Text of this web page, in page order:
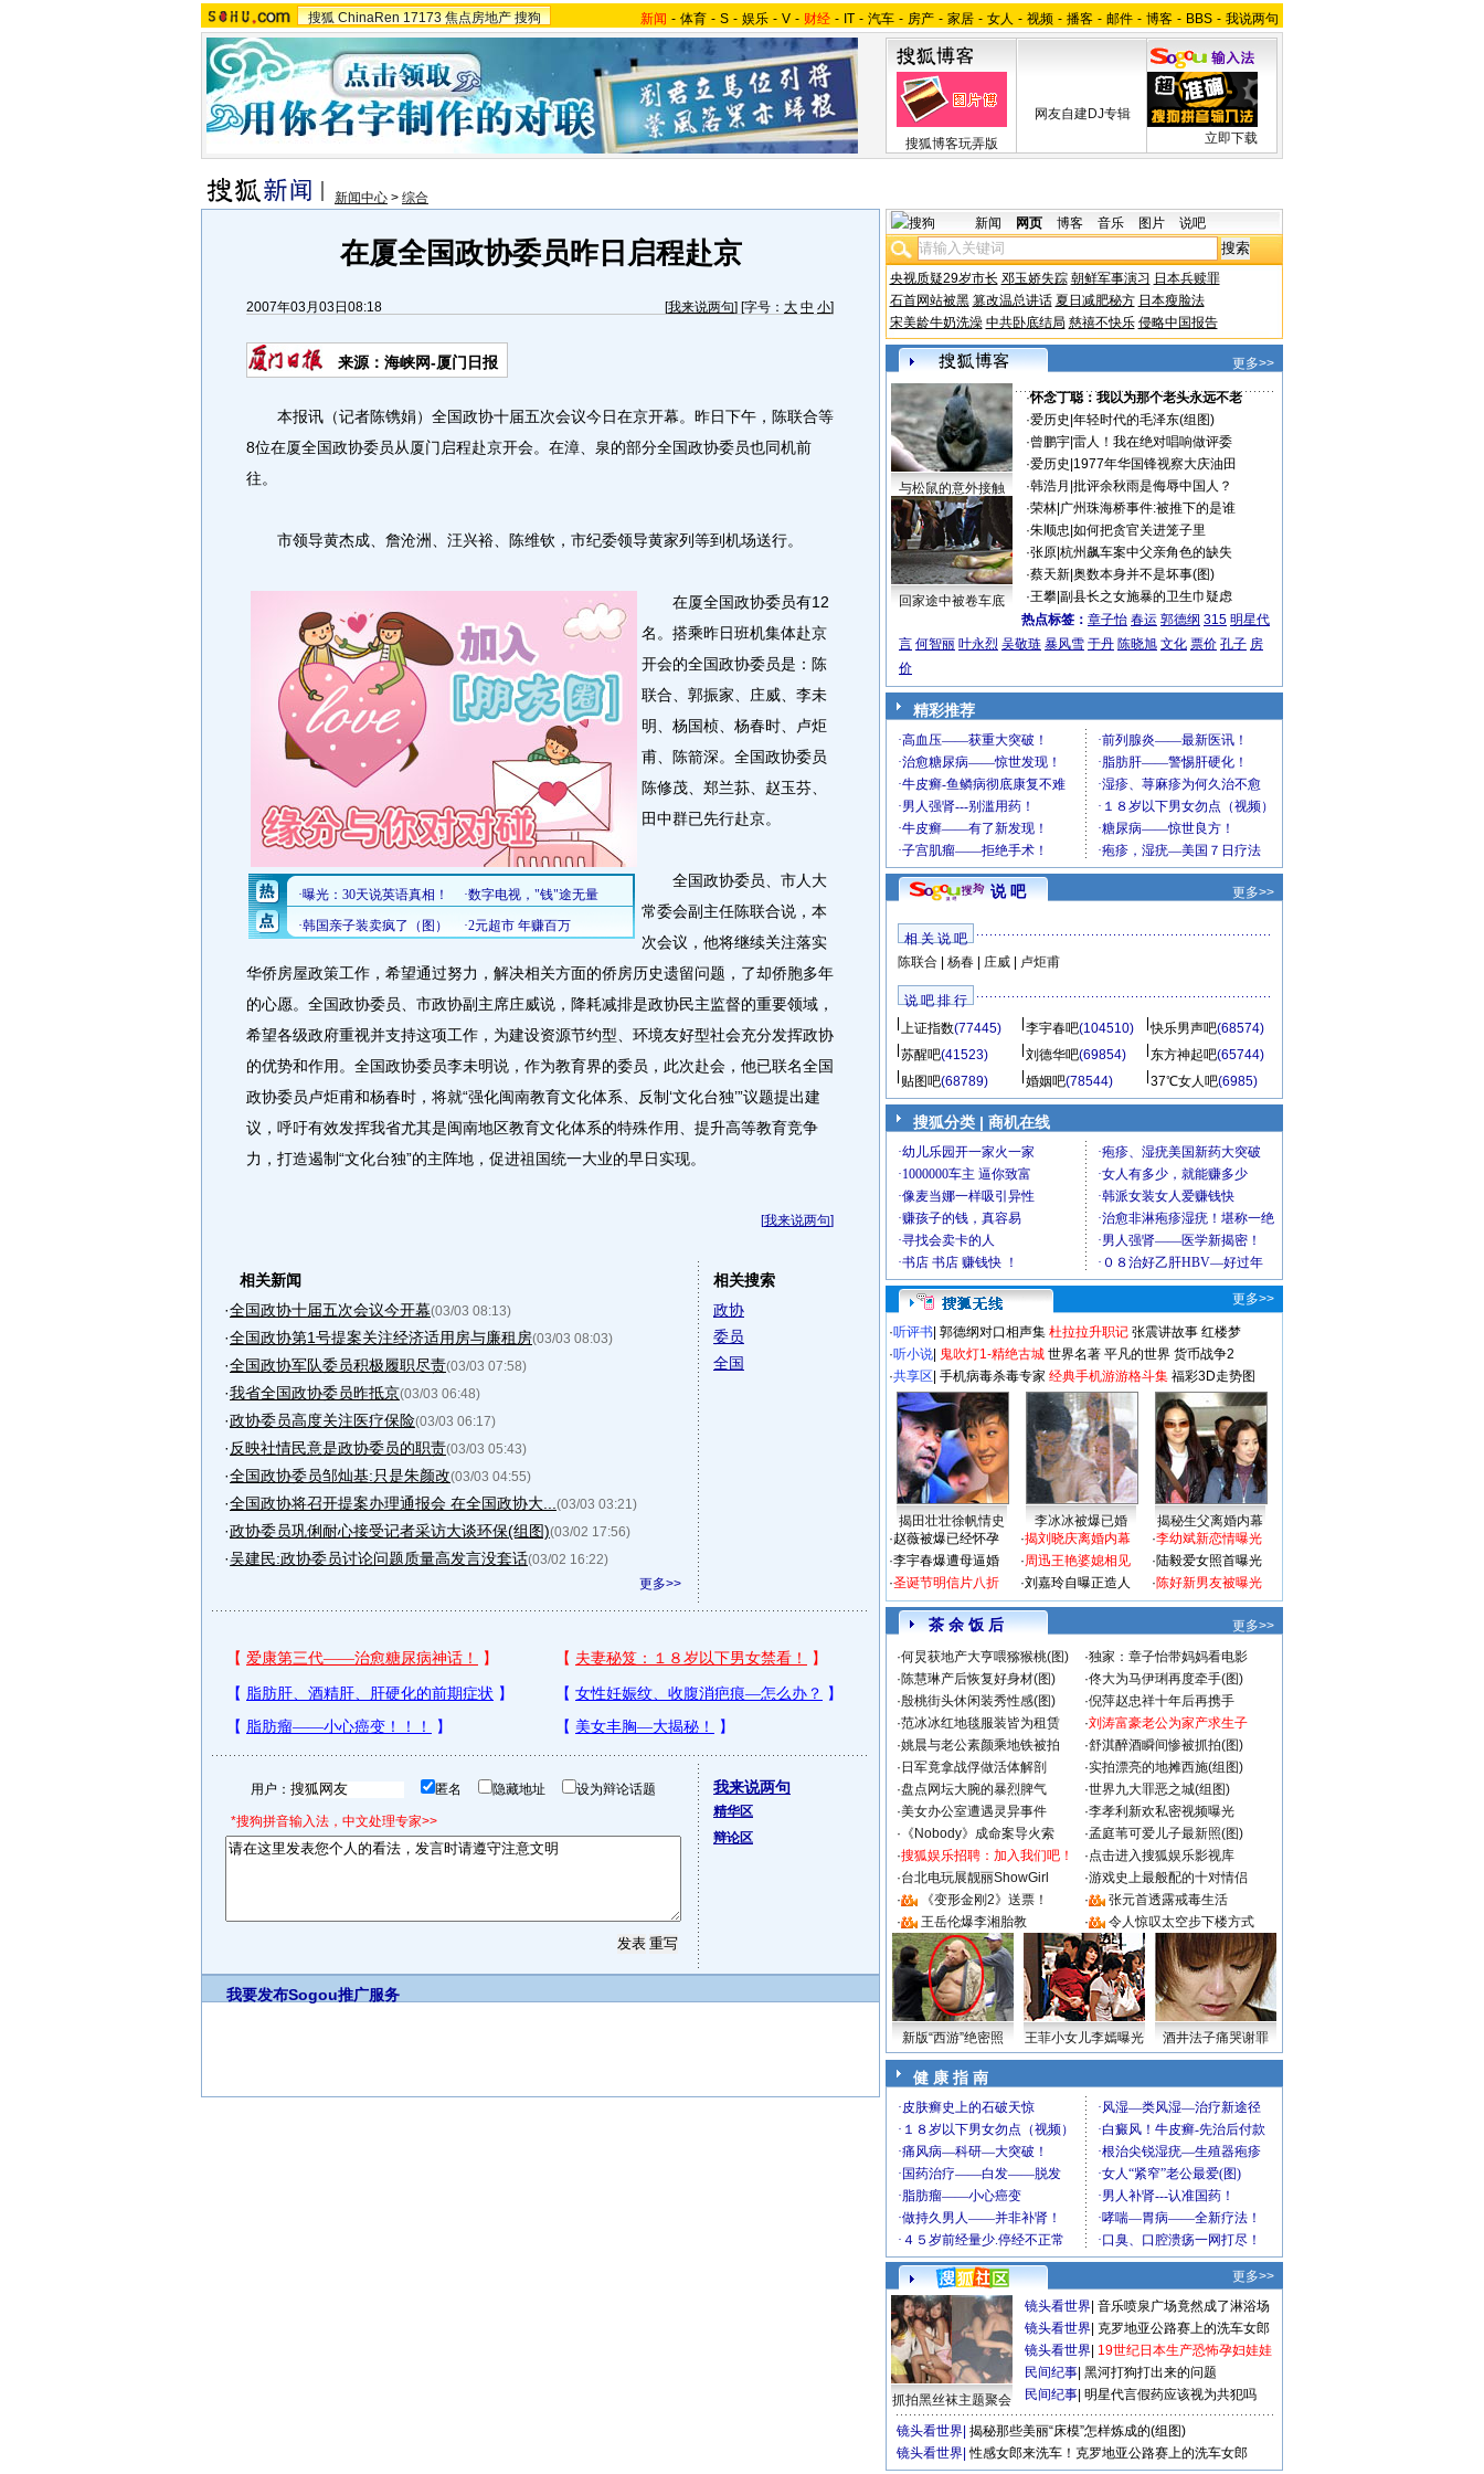
搜狐 ChinaRen 17173 焦点房地产 搜狗 新闻 - 体育 - S - 娱乐 - V - 财经 - IT - 汽车 - 房产 - 家居 - 女人 - 视频 - 播客 - 邮件 - 博客 - BBS - 我说两句
搜狐博客玩弄版
网友自建DJ专辑
立即下载
新闻中心 > 综合
在厦全国政协委员昨日启程赴京
2007年03月03日08:18 [我来说两句] [字号： 大 中 小]
来源：海峡网-厦门日报
本报讯（记者陈镌娟）全国政协十届五次会议今日在京开幕。昨日下午，陈联合等
8位在厦全国政协委员从厦门启程赴京开会。在漳、泉的部分全国政协委员也同机前
往。
市领导黄杰成、詹沧洲、汪兴裕、陈维钦，市纪委领导黄家列等到机场送行。
在厦全国政协委员有12
名。搭乘昨日班机集体赴京
开会的全国政协委员是：陈
联合、郭振家、庄威、李未
明、杨国桢、杨春时、卢炬
甫、陈箭深。全国政协委员
陈修茂、郑兰荪、赵玉芬、
田中群已先行赴京。
全国政协委员、市人大
常委会副主任陈联合说，本
次会议，他将继续关注落实
华侨房屋政策工作，希望通过努力，解决相关方面的侨房历史遗留问题，了却侨胞多年
的心愿。全国政协委员、市政协副主席庄威说，降耗减排是政协民主监督的重要领域，
希望各级政府重视并支持这项工作，为建设资源节约型、环境友好型社会充分发挥政协
的优势和作用。全国政协委员李未明说，作为教育界的委员，此次赴会，他已联名全国
政协委员卢炬甫和杨春时，将就“强化闽南教育文化体系、反制‘文化台独’”议题提出建
议，呼吁有效发挥我省尤其是闽南地区教育文化体系的特殊作用、提升高等教育竞争
力，打造遏制“文化台独”的主阵地，促进祖国统一大业的早日实现。
[我来说两句]
相关新闻
·全国政协十届五次会议今开幕(03/03 08:13)
·全国政协第1号提案关注经济适用房与廉租房(03/03 08:03)
·全国政协军队委员积极履职尽责(03/03 07:58)
·我省全国政协委员昨抵京(03/03 06:48)
·政协委员高度关注医疗保险(03/03 06:17)
· 反映社情民意是政协委员的职责(03/03 05:43)
·全国政协委员邹灿基:只是朱颜改(03/03 04:55)
·全国政协将召开提案办理通报会 在全国政协大... (03/03 03:21)
·政协委员巩俐耐心接受记者采访大谈环保(组图)(03/02 17:56)
·吴建民:政协委员讨论问题质量高发言没套话(03/02 16:22)
更多>>
相关搜索
政协
委员
全国
用户： 匿名 隐藏地址 设为辩论话题
*搜狗拼音输入法，中文处理专家>>
我来说两句
精华区
辩论区
我要发布Sogou推广服务
新闻 网页 博客 音乐 图片 说吧
央视质疑29岁市长 邓玉娇失踪 朝鲜军事演习 日本兵赎罪
石首网站被黑 篡改温总讲话 夏日减肥秘方 日本瘦脸法
宋美龄牛奶洗澡 中共卧底结局 慈禧不快乐 侵略中国报告
更多>>
与松鼠的意外接触
回家途中被卷车底
·怀念丁聪：我以为那个老头永远不老
·爱历史 年轻时代的毛泽东(组图)
·曾鹏宇| 雷人！我在绝对唱响做评委
·爱历史 1977年华国锋视察大庆油田
·韩浩月 批评余秋雨是侮辱中国人？
·荣林| 广州珠海桥事件:被推下的是谁
·朱顺忠 如何把贪官关进笼子里
·张原| 杭州飙车案中父亲角色的缺失
·蔡天新| 奥数本身并不是坏事(图)
·王攀| 副县长之女施暴的卫生巾疑虑
热点标签： 章子怡 春运 郭德纲 315 明星代
言 何智丽 叶永烈 吴敬琏 暴风雪 于丹 陈晓旭 文化 票价 孔子 房
价
精彩推荐
说 吧 更多>>
相 关 说 吧
陈联合| 杨春| 庄威| 卢炬甫
说 吧 排 行
上证指数(77445) 李宇春吧(104510) 快乐男声吧(68574)
苏醒吧(41523) 刘德华吧(69854) 东方神起吧(65744)
贴图吧(68789) 婚姻吧(78544) 37℃女人吧(6985)
搜狐分类 | 商机在线
更多>>
·听评书 郭德纲对口相声集 杜拉拉升职记 张震讲故事 红楼梦
·听小说 鬼吹灯1-精绝古城 世界名著 平凡的世界 货币战争2
·共享区 手机病毒杀毒专家 经典手机游游格斗集 福彩3D走势图
揭田壮壮徐帆情史 李冰冰被爆已婚
揭秘生父离婚内幕
·赵薇被爆已经怀孕
·李宇春爆遭母逼婚
·圣诞节明信片八折
·揭刘晓庆离婚内幕
·周迅王艳婆媳相见
·刘嘉玲自曝正造人
·李幼斌新恋情曝光
·陆毅爱女照首曝光
·陈好新男友被曝光
茶 余 饭 后
更多>>
·何炅获地产大亨喂猕猴桃(图) ·独家：章子怡带妈妈看电影
·陈慧琳产后恢复好身材(图) ·佟大为马伊琍再度牵手(图)
·殷桃街头休闲装秀性感(图) ·倪萍赵忠祥十年后再携手
·范冰冰红地毯服装皆为租赁 ·刘涛富豪老公为家产求生子
·姚晨与老公素颜乘地铁被拍 ·舒淇醉酒瞬间惨被抓拍(图)
· 日军竟拿战俘做活体解剖 ·实拍漂亮的地摊西施(组图)
·盘点网坛大腕的暴烈脾气 ·世界九大罪恶之城(组图)
·美女办公室遭遇灵异事件 ·李孝利新欢私密视频曝光
· 《Nobody》成命案导火索 ·孟庭苇可爱儿子最新照(图)
·搜狐娱乐招聘：加入我们吧！ ·点击进入搜狐娱乐影视库
·台北电玩展靓丽ShowGirl ·游戏史上最般配的十对情侣
·
《变形金刚2》送票！ ·
张元首透露戒毒生活
·
王岳伦爆李湘胎教 · 令人惊叹太空步下楼方式
新版“西游”绝密照 王菲小女儿李嫣曝光 酒井法子痛哭谢罪
健 康 指 南
更多>>
抓拍黑丝袜主题聚会
镜头看世界 音乐喷泉广场竟然成了淋浴场
镜头看世界 克罗地亚公路赛上的洗车女郎
镜头看世界 19世纪日本生产恐怖孕妇娃娃
民间纪事 黑河打狗打出来的问题
民间纪事 明星代言假药应该视为共犯吗
镜头看世界 揭秘那些美丽“床模”怎样炼成的(组图)
镜头看世界 性感女郎来洗车！克罗地亚公路赛上的洗车女郎